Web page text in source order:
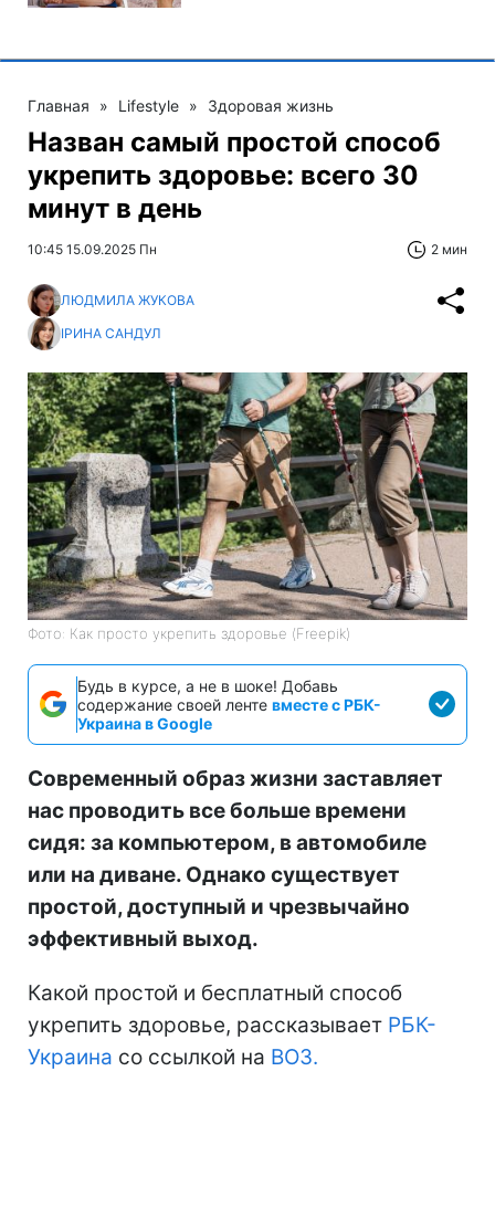
Главная » Lifestyle » Здоровая жизнь
Назван самый простой способ
укрепить здоровье: всего 30
минут в день
10:45 15.09.2025 Пн 2 мин
ЛЮДМИЛА ЖУКОВА
ІРИНА САНДУЛ
Фото: Как просто укрепить здоровье (Freepik)
Будь в курсе, а не в шоке! Добавь
содержание своей ленте вместе с РБК-
Украина в Google
Современный образ жизни заставляет
нас проводить все больше времени
сидя: за компьютером, в автомобиле
или на диване. Однако существует
простой, доступный и чрезвычайно
эффективный выход.
Какой простой и бесплатный способ
укрепить здоровье, рассказывает РБК-
Украина со ссылкой на ВОЗ.